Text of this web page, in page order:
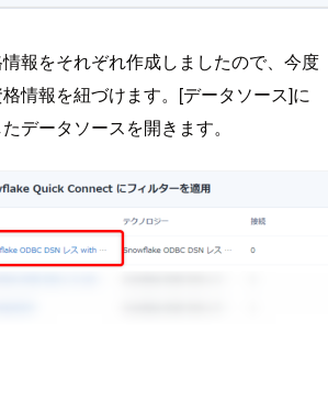
報をそれぞれ作成しましたので、今度
情報を紐づけます。[データソース]に
データソースを開きます。